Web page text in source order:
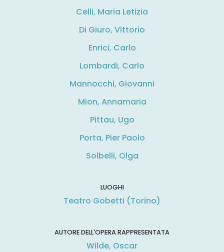
Celli, Maria Letizia
Di Giuro, Vittorio
Enrici, Carlo
Lombardi, Carlo
Mannocchi, Giovanni
Mion, Annamaria
Pittau, Ugo
Porta, Pier Paolo
Solbelli, Olga
LUOGHI
Teatro Gobetti (Torino)
AUTORE DELL'OPERA RAPPRESENTATA
Wilde, Oscar